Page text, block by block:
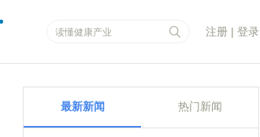
注册 | 登录
最新新闻 热门新闻